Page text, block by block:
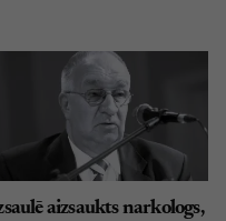
aizsaukts narkologs,